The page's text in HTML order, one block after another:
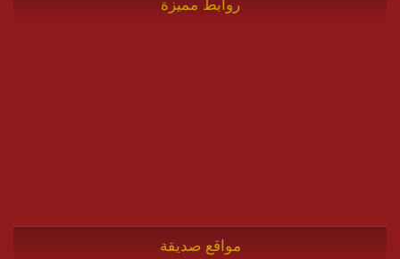
روابط مميزة
مواقع صديقة